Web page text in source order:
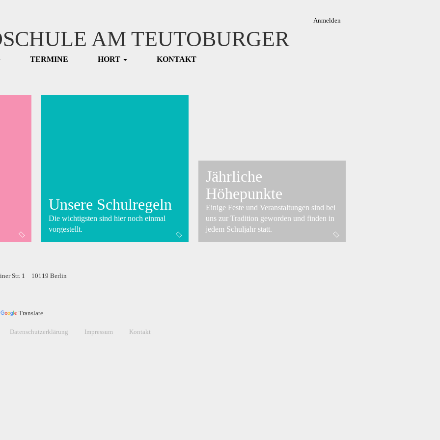
Anmelden
AM TEUTOBURGER
TERMINE HORT KONTAKT
Unsere Schulregeln
Die wichtigsten sind hier noch einmal
vorgestellt.
Jährliche
Höhepunkte
Einige Feste und Veranstaltungen sind bei
uns zur Tradition geworden und finden in
jedem Schuljahr statt.
Str. 1
10119 Berlin
Translate
Datenschutzerklärung Impressum Kontakt